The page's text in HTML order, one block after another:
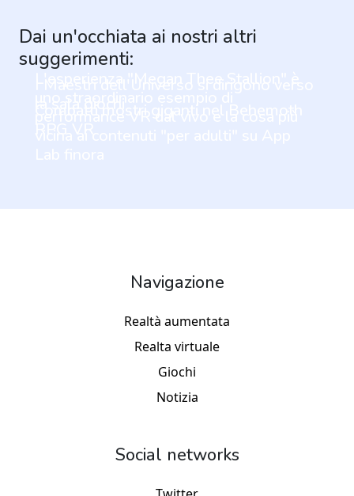
Dai un'occhiata ai nostri altri
suggerimenti:
Navigazione
Realtà aumentata
Realta virtuale
Giochi
Notizia
Social networks